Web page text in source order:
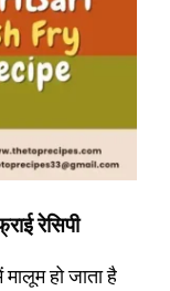
रेसिपी
हो जाता है